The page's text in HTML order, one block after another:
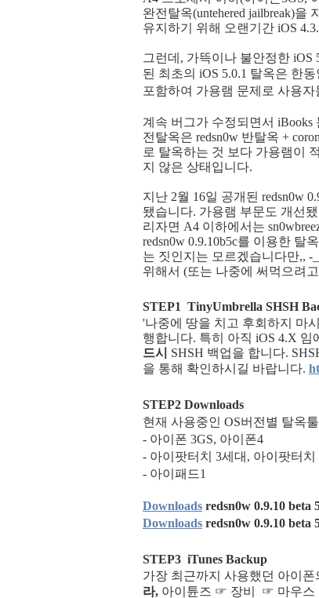
완전탈옥(untehered jailbreak)을
유지하기 위해 오랜기간 iOS
그런데, 가뜩이나 불안정한 iOS
된 최초의 iOS 5.0.1 탈옥은 한
포함하여 가용램 문제로 사용
계속 버그가 수정되면서 iBooks
전탈옥은 redsn0w 반탈옥 +
로 탈옥하는 것 보다 가용램이
지 않은 상태입니다.
지난 2월 16일 공개된 redsn0w
됐습니다. 가용램 부문도 개선
리자면 A4 이하에서는
redsn0w 0.9.10b5c를 이용한 탈
는 짓인지는 모르겠습니다만,, -
위해서 (또는 나중에 써먹으려
STEP1 TinyUmbrella SHSH
'나중에 땅을 치고 후회하지 마
행합니다. 특히 아직 iOS 4.X 임
드시
SHSH 백업을 합니다.
을 통해 확인하시길 바랍니다.
STEP2 Downloads
현재 사용중인 OS버전별 탈옥
- 아이폰 3GS, 아이폰4
- 아이팟터치 3세대, 아이팟터치
- 아이패드1
Downloads redsn0w 0.9.10 beta
Downloads redsn0w 0.9.10 beta
STEP3 iTunes Backup
가장 최근까지 사용했던 아이
라, 아이튠즈 ☞ 장비 ☞ 마우스